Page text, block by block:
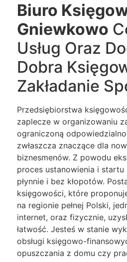
Biuro
Gniewkowo
Usług Oraz
Dobra
Zakładanie
Przedsiębiorstwa
zaplecze w organizowaniu
ograniczoną
zwłaszcza znaczące dla
biznesmenów. Z powodu
proces ustanowienia i startu
płynnie i bez kłopotów.
księgowości, które
na regionie pełnej Polski,
internet, oraz fizycznie,
łatwość. Jesteś w stanie
obsługi księgowo-
opuszczania z domu czy